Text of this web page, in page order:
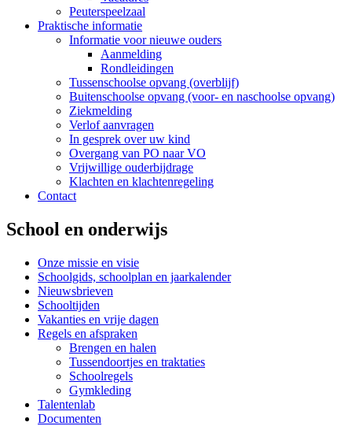
Peuterspeelzaal
Praktische informatie
Informatie voor nieuwe ouders
Aanmelding
Rondleidingen
Tussenschoolse opvang (overblijf)
Buitenschoolse opvang (voor- en naschoolse opvang)
Ziekmelding
Verlof aanvragen
In gesprek over uw kind
Overgang van PO naar VO
Vrijwillige ouderbijdrage
Klachten en klachtenregeling
Contact
School en onderwijs
Onze missie en visie
Schoolgids, schoolplan en jaarkalender
Nieuwsbrieven
Schooltijden
Vakanties en vrije dagen
Regels en afspraken
Brengen en halen
Tussendoortjes en traktaties
Schoolregels
Gymkleding
Talentenlab
Documenten